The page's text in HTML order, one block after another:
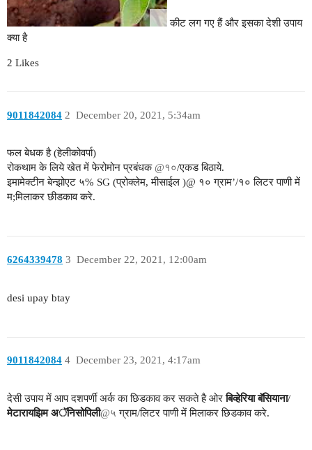
कीट लग गए हैं और इसका देशी उपाय
क्या है
2 Likes
9011842084 December 20, 2021, 5:34am
2
फल बेधक है (हेलीकोवर्पा)
रोकथाम के लिये खेत में फेरोमोन प्रबंधक@१०/एकड बिठाये.
इमामेक्टीन बेन्झोएट ५% SG (प्रोक्लेम, मीसाईल )@ १० ग्राम’/१० लिटर पाणी में
म;मिलाकर छीडकाव करे.
6264339478 December 22, 2021, 12:00am
3
desi upay btay
9011842084 December 23, 2021, 4:17am
4
देसी उपाय में आप दशपर्णी अर्क का छिडकाव कर सकते है ओरबिव्हेरिया बॅसियाना/
मेटारायझिम अॅनिसोपिली@५ ग्राम/लिटर पाणी में मिलाकर छिडकाव करे.